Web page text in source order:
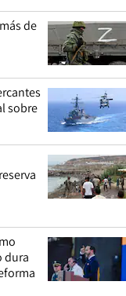
de
sobre
dura